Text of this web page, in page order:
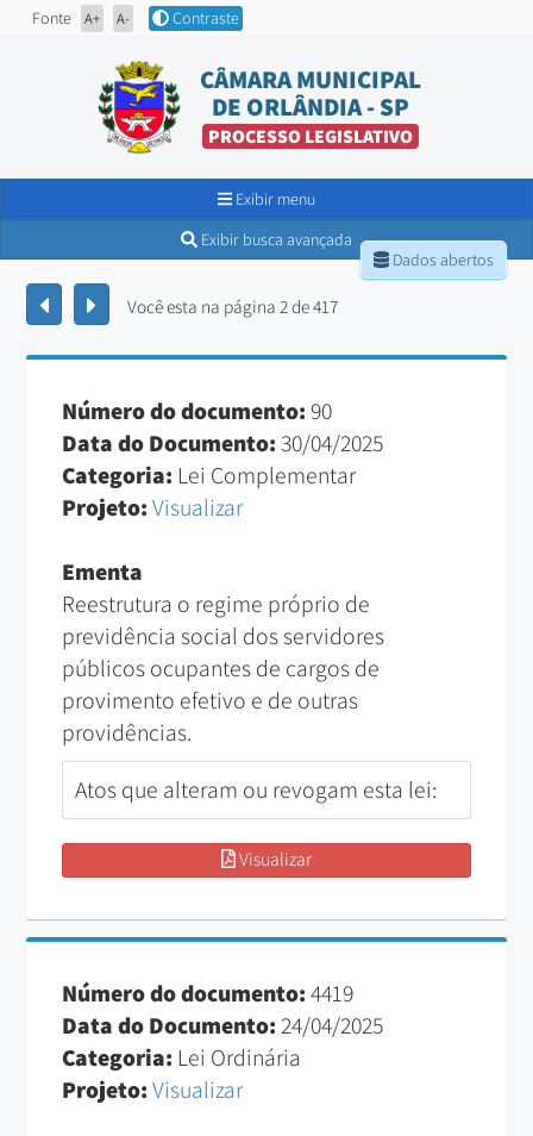
Fonte A+ A- Contraste
CÂMARA MUNICIPAL
DE ORLÂNDIA - SP
PROCESSO LEGISLATIVO
Exibir menu
Dados abertos
Exibir busca avançada
Você esta na página 2 de 417
Número do documento:90
Data do Documento:30/04/2025
Categoria: Lei Complementar
Projeto: Visualizar
Ementa
Reestrutura o regime próprio de
previdência social dos servidores
públicos ocupantes de cargos de
provimento efetivo e de outras
providências.
Atos que alteram ou revogam esta lei:
Visualizar
Número do documento:4419
Data do Documento:24/04/2025
Categoria: Lei Ordinária
Projeto: Visualizar